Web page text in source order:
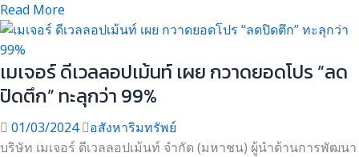
Read More
เมเจอร์ ดีเวลลอปเม้นท์ เผย กวาดยอดโปร “ลด
ปิดตึก” ทะลุกว่า 99%
01/03/2024
อสังหาริมทรัพย์
บริษัท เมเจอร์ ดีเวลลอปเม้นท์ จำกัด (มหาชน) ผู้นำด้านการพัฒนา